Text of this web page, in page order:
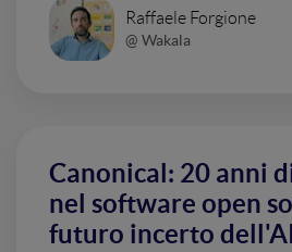
Raffaele Forgione
@ Wakala
Canonical: 20 anni
nel software open
futuro incerto dell'AI